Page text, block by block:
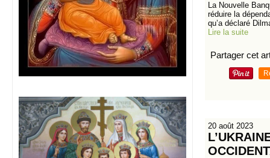
La Nouvelle
réduire la
qu’a déclaré
Lire la suite
Partager cet
20 août 2023